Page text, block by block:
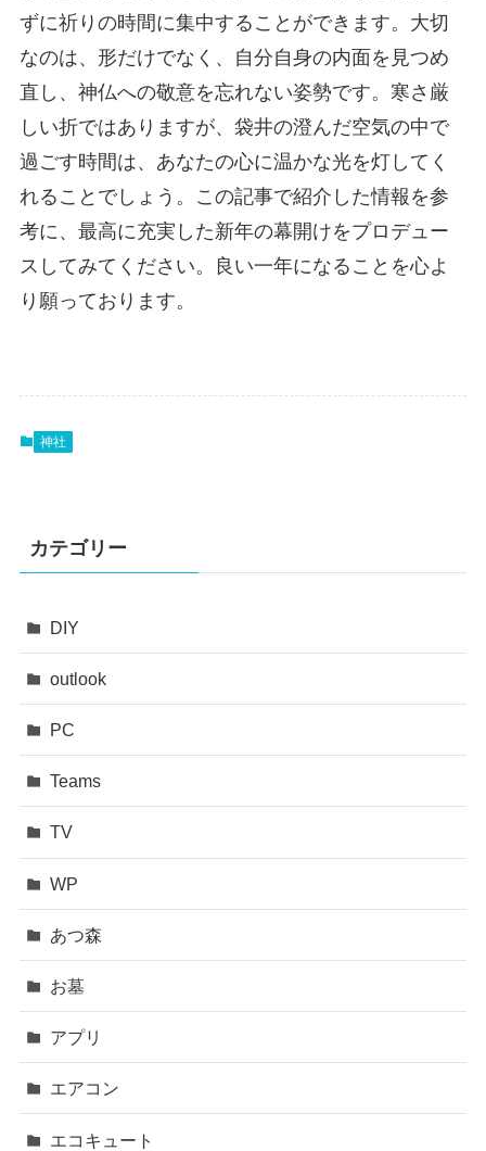
ずに祈りの時間に集中することができます。大切
なのは、形だけでなく、自分自身の内面を見つめ
直し、神仏への敬意を忘れない姿勢です。寒さ厳
しい折ではありますが、袋井の澄んだ空気の中で
過ごす時間は、あなたの心に温かな光を灯してく
れることでしょう。この記事で紹介した情報を参
考に、最高に充実した新年の幕開けをプロデュー
スしてみてください。良い一年になることを心よ
り願っております。
神社
カテゴリー
DIY
outlook
PC
Teams
TV
WP
あつ森
お墓
アプリ
エアコン
エコキュート